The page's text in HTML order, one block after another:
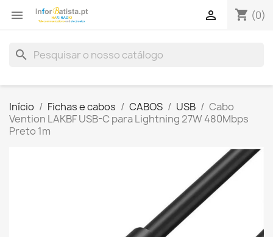
 shopping_cart (0)

search
Início Fichas e cabos CABOS USB
Cabo
Vention LAKBF USB-C para Lightning 27W 480Mbps
Preto 1m